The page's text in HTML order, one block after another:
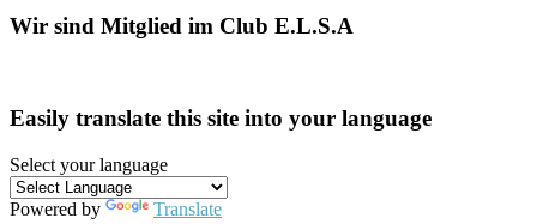
Wir sind Mitglied im Club E.L.S.A
Easily translate this site into your language
Select your language
Powered by
Translate